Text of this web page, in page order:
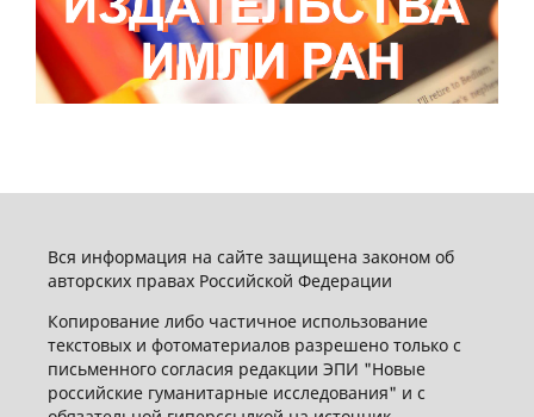
Вся информация на сайте защищена законом об
авторских правах Российской Федерации
Копирование либо частичное использование
текстовых и фотоматериалов разрешено только с
письменного согласия редакции ЭПИ "Новые
российские гуманитарные исследования" и с